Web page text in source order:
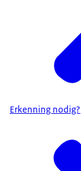
Erkenning nodig?